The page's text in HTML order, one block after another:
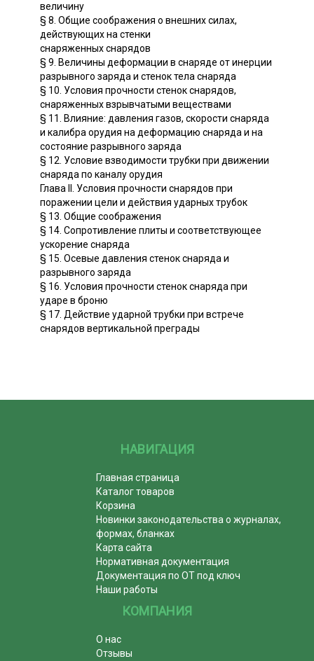
величину
§ 8. Общие соображения о внешних силах,
действующих на стенки
снаряженных снарядов
§ 9. Величины деформации в снаряде от инерции
разрывного заряда и стенок тела снаряда
§ 10. Условия прочности стенок снарядов,
снаряженных взрывчатыми веществами
§ 11. Влияние: давления газов, скорости снаряда
и калибра орудия на деформацию снаряда и на
состояние разрывного заряда
§ 12. Условие взводимости трубки при движении
снаряда по каналу орудия
Глава II. Условия прочности снарядов при
поражении цели и действия ударных трубок
§ 13. Общие соображения
§ 14. Сопротивление плиты и соответствующее
ускорение снаряда
§ 15. Осевые давления стенок снаряда и
разрывного заряда
§ 16. Условия прочности стенок снаряда при
ударе в броню
§ 17. Действие ударной трубки при встрече
снарядов вертикальной преграды
НАВИГАЦИЯ
Главная страница
Каталог товаров
Корзина
Новинки законодательства о журналах,
формах, бланках
Карта сайта
Нормативная документация
Документация по ОТ под ключ
Наши работы
КОМПАНИЯ
О нас
Отзывы